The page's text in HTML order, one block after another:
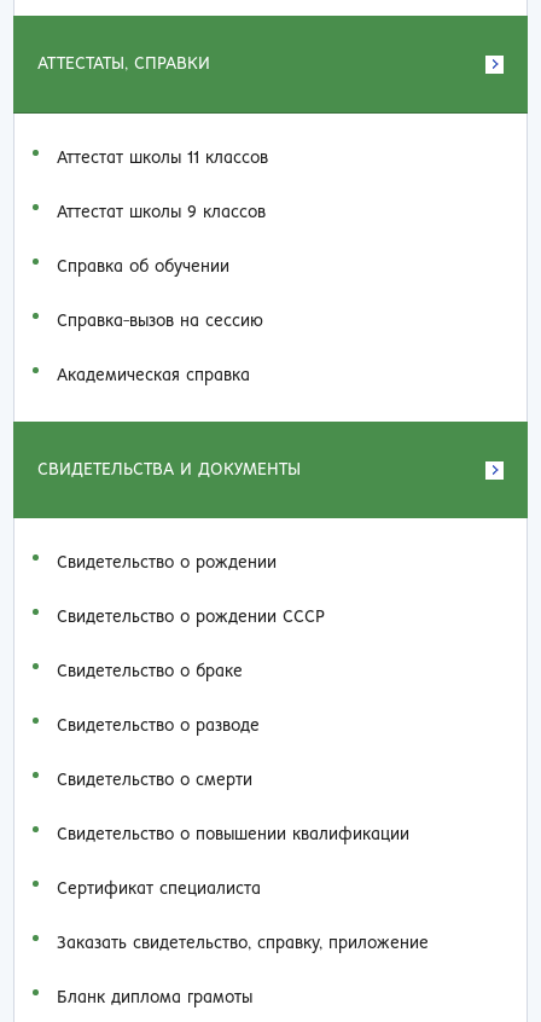
АТТЕСТАТЫ, СПРАВКИ
Аттестат школы 11 классов
Аттестат школы 9 классов
Справка об обучении
Справка-вызов на сессию
Академическая справка
СВИДЕТЕЛЬСТВА И ДОКУМЕНТЫ
Свидетельство о рождении
Свидетельство о рождении СССР
Свидетельство о браке
Свидетельство о разводе
Свидетельство о смерти
Свидетельство о повышении квалификации
Сертификат специалиста
Заказать cвидетельство, справку, приложение
Бланк диплома грамоты